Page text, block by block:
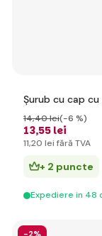
Șurub cu cap cu
13,55 lei
14,40 lei(-6 %)
11,20 lei fără TVA
+ 2 puncte
Expediere in 48
-2%